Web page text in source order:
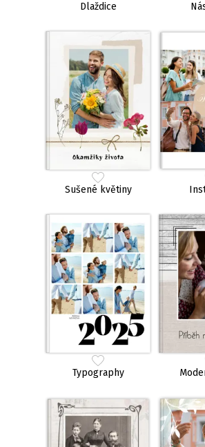
Dlaždice
Sušené květiny
Typography